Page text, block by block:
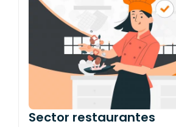
Sector restaurantes